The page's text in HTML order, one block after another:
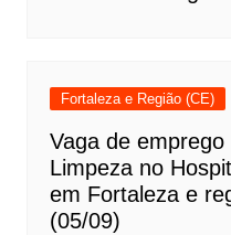
Fortaleza e Região (CE)
Vaga de
Limpeza no
em Fortaleza e
(05/09)